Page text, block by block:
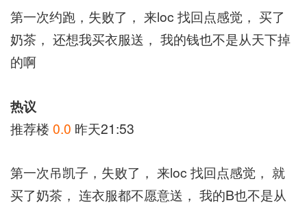
第一次约跑，失败了， 来loc 找回点感觉， 买了
奶茶， 还想我买衣服送， 我的钱也不是从天下掉
的啊
热议
推荐楼 0.0 昨天21:53
第一次吊凯子，失败了， 来loc 找回点感觉， 就
买了奶茶， 连衣服都不愿意送， 我的B也不是从